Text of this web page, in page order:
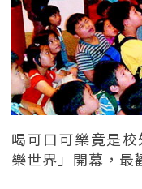
喝可口可樂竟是
樂世界」開幕，最